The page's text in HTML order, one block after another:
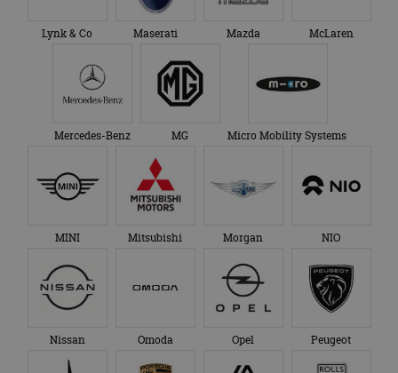
Lynk & Co Maserati Mazda McLaren
Mercedes-Benz MG Micro Mobility Systems
MINI Mitsubishi Morgan NIO
Nissan Omoda Opel Peugeot